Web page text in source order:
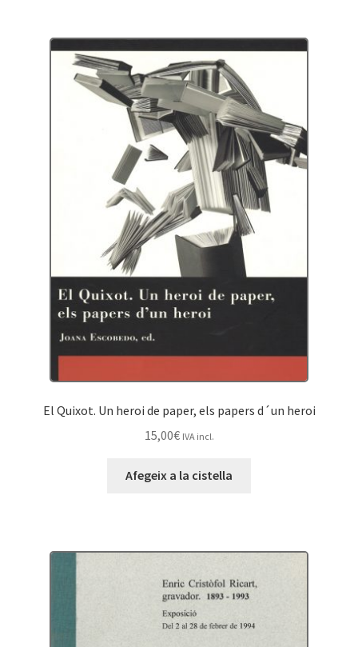
El Quixot. Un heroi de paper, els papers d´un heroi
15,00€ IVA incl.
Afegeix a la cistella